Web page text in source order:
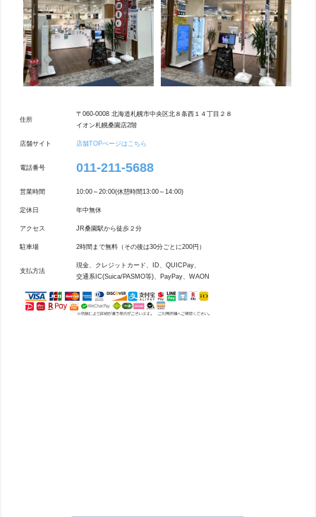
住所
〒060-0008 北海道札幌市中央区北８条西１４丁目２８
イオン札幌桑園店2階
店舗サイト 店舗TOPぺージはこちら
電話番号 011-211-5688
営業時間 10:00～20:00(休憩時間13:00～14:00)
定休日 年中無休
アクセス JR桑園駅から徒歩２分
駐車場 2時間まで無料（その後は30分ごとに200円）
支払方法
現金、クレジットカード、ID、QUICPay、
交通系IC(Suica/PASMO等)、PayPay、WAON